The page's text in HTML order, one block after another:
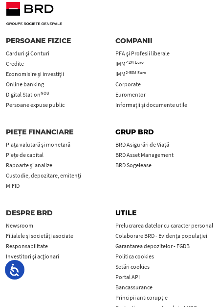
PERSOANE FIZICE
Carduri şi Conturi
Credite
Economisire și investiții
Online banking
Digital StationNOU
Persoane expuse public
COMPANII
PFA şi Profesii liberale
IMM< 2M Euro
IMM2-50M Euro
Corporate
Euromentor
Informații și documente utile
PIEȚE FINANCIARE
Piața valutară și monetară
Piețe de capital
Rapoarte și analize
Custodie, depozitare, emitenți
MiFID
GRUP BRD
BRD Asigurări de Viață
BRD Asset Management
BRD Sogelease
DESPRE BRD
Newsroom
Filialele și societăți asociate
Responsabilitate
Investitori și acționari
Cariere
UTILE
Prelucrarea datelor cu caracter personal
Colaborare BRD - Evidența populației
Garantarea depozitelor - FGDB
Politica cookies
Setări cookies
Portal API
Bancassurance
Principii anticorupţie